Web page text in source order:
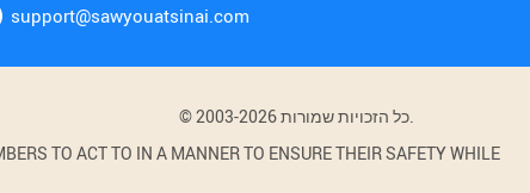
support@sawyouatsinai.com
© 2003-2026 כל הזכויות שמורות.
TO ACT TO IN A MANNER TO ENSURE THEIR SAFETY WHILE